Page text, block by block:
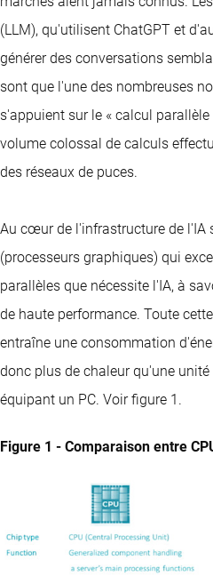
(LLM), qu'utilisent ChatGPT et
générer des conversations
sont que l'une des nombreuses
s'appuient sur le « calcul
volume colossal de calculs
des réseaux de puces.
Au cœur de l'infrastructure de l'IA
(processeurs graphiques) qui
parallèles que nécessite l'IA, à
de haute performance. Toute
entraîne une consommation
donc plus de chaleur qu'une
équipant un PC. Voir figure 1.
Figure 1 - Comparaison entre